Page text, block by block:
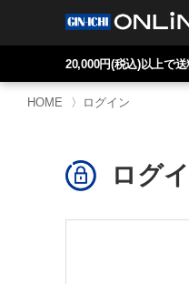
20,000円(税込)以上で
HOME 〉 ログイン
ログ